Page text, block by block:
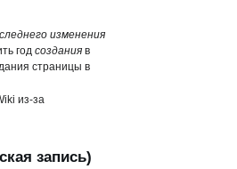
изменения
год созданияв
страницы в
из-за
запись)